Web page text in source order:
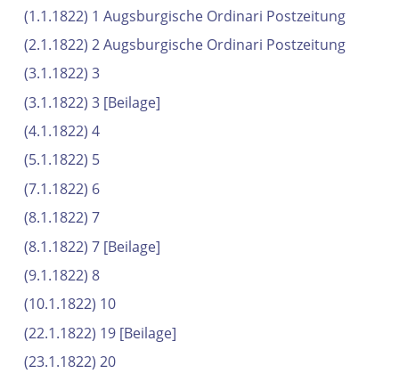
(1.1.1822) 1Augsburgische Ordinari Postzeitung
(2.1.1822) 2Augsburgische Ordinari Postzeitung
(3.1.1822) 3
(3.1.1822) 3 [Beilage]
(4.1.1822) 4
(5.1.1822) 5
(7.1.1822) 6
(8.1.1822) 7
(8.1.1822) 7 [Beilage]
(9.1.1822) 8
(10.1.1822) 10
(22.1.1822) 19 [Beilage]
(23.1.1822) 20